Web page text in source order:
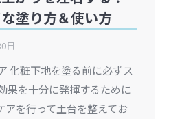
塗り方＆使い方
日
化粧下地を塗る前に必ずス
果を十分に発揮するために
アを行って土台を整えてお